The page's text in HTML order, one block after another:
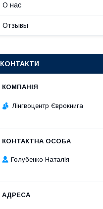
О нас
Отзывы
КОНТАКТИ
Лінгвоцентр Єврокнига
Голубенко Наталія